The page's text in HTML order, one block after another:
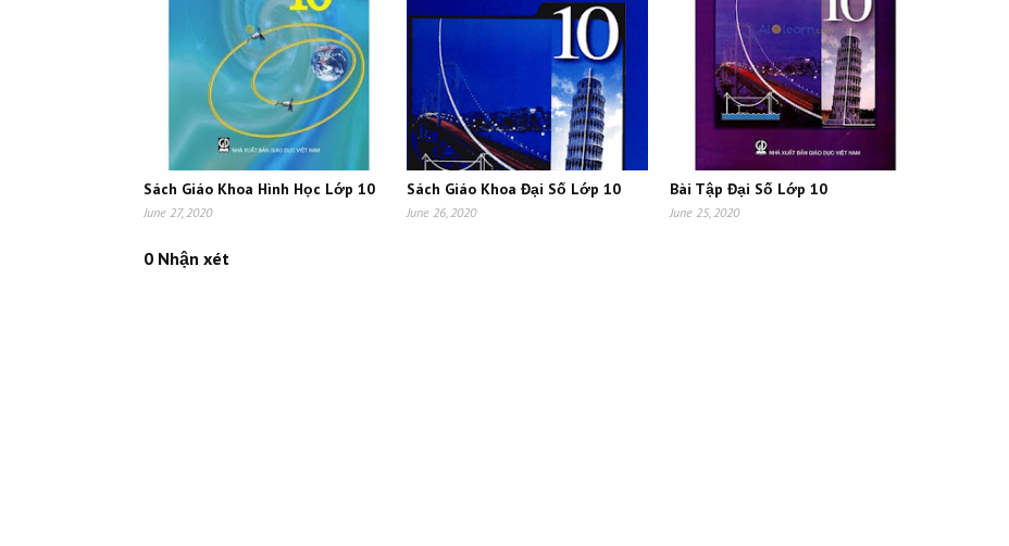
Sách Giáo Khoa Hình Học Lớp 10
June 27, 2020
Sách Giáo Khoa Đại Số Lớp 10
June 26, 2020
Bài Tập Đại Số Lớp 10
June 25, 2020
0 Nhận xét